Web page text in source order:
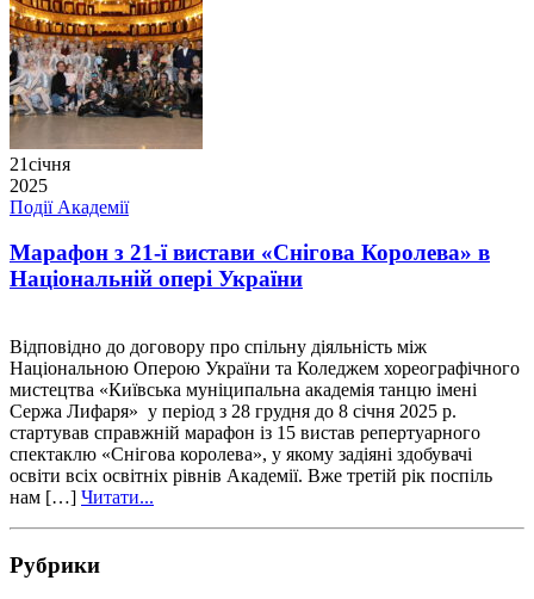
21січня
2025
Події Академії
Марафон з 21-ї вистави «Снігова Королева» в
Національній опері України
Відповідно до договору про спільну діяльність між
Національною Оперою України та Коледжем хореографічного
мистецтва «Київська муніципальна академія танцю імені
Сержа Лифаря» у період з 28 грудня до 8 січня 2025 р.
стартував справжній марафон із 15 вистав репертуарного
спектаклю «Снігова королева», у якому задіяні здобувачі
освіти всіх освітніх рівнів Академії. Вже третій рік поспіль
нам […] Читати...
Рубрики